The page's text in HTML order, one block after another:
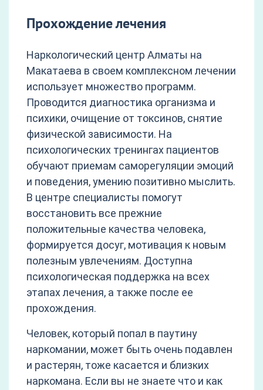
Прохождение лечения
Наркологический центр Алматы на
Макатаева в своем комплексном лечении
использует множество программ.
Проводится диагностика организма и
психики, очищение от токсинов, снятие
физической зависимости. На
психологических тренингах пациентов
обучают приемам саморегуляции эмоций
и поведения, умению позитивно мыслить.
В центре специалисты помогут
восстановить все прежние
положительные качества человека,
формируется досуг, мотивация к новым
полезным увлечениям. Доступна
психологическая поддержка на всех
этапах лечения, а также после ее
прохождения.
Человек, который попал в паутину
наркомании, может быть очень подавлен
и растерян, тоже касается и близких
наркомана. Если вы не знаете что и как